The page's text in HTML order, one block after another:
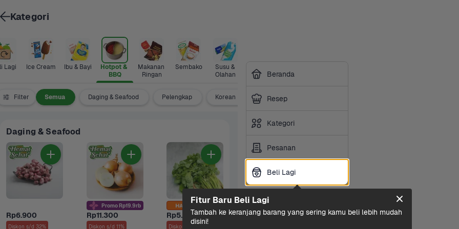
Lagi Ice Cream Ibu & Bayi
Hotpot &
BBQ
Makanan
Ringan
Sembako
Susu &
Olahan
Ringan
Category
Filter Semua Daging & Seafood Pelengkap Korean Foods Bumbu BBQ
Daging & Seafood
Rp6.900
Diskon s/d 32%
Promo Rp19.9rb
Rp11.300
Diskon s/d 11%
Rp5.800
Diskon s/d 37%
Beranda
Resep
Kategori
Pesanan
Beli Lagi
Kategori
Beli Lagi
Fitur Baru Beli Lagi
Tambah ke keranjang barang yang sering kamu beli lebih mudah
disini!